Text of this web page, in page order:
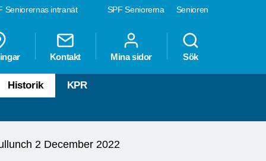
SPF Seniorerna Senioren
Seniorernas intranät
Kontakt Mina sidor Sök
Historik KPR
2 December 2022